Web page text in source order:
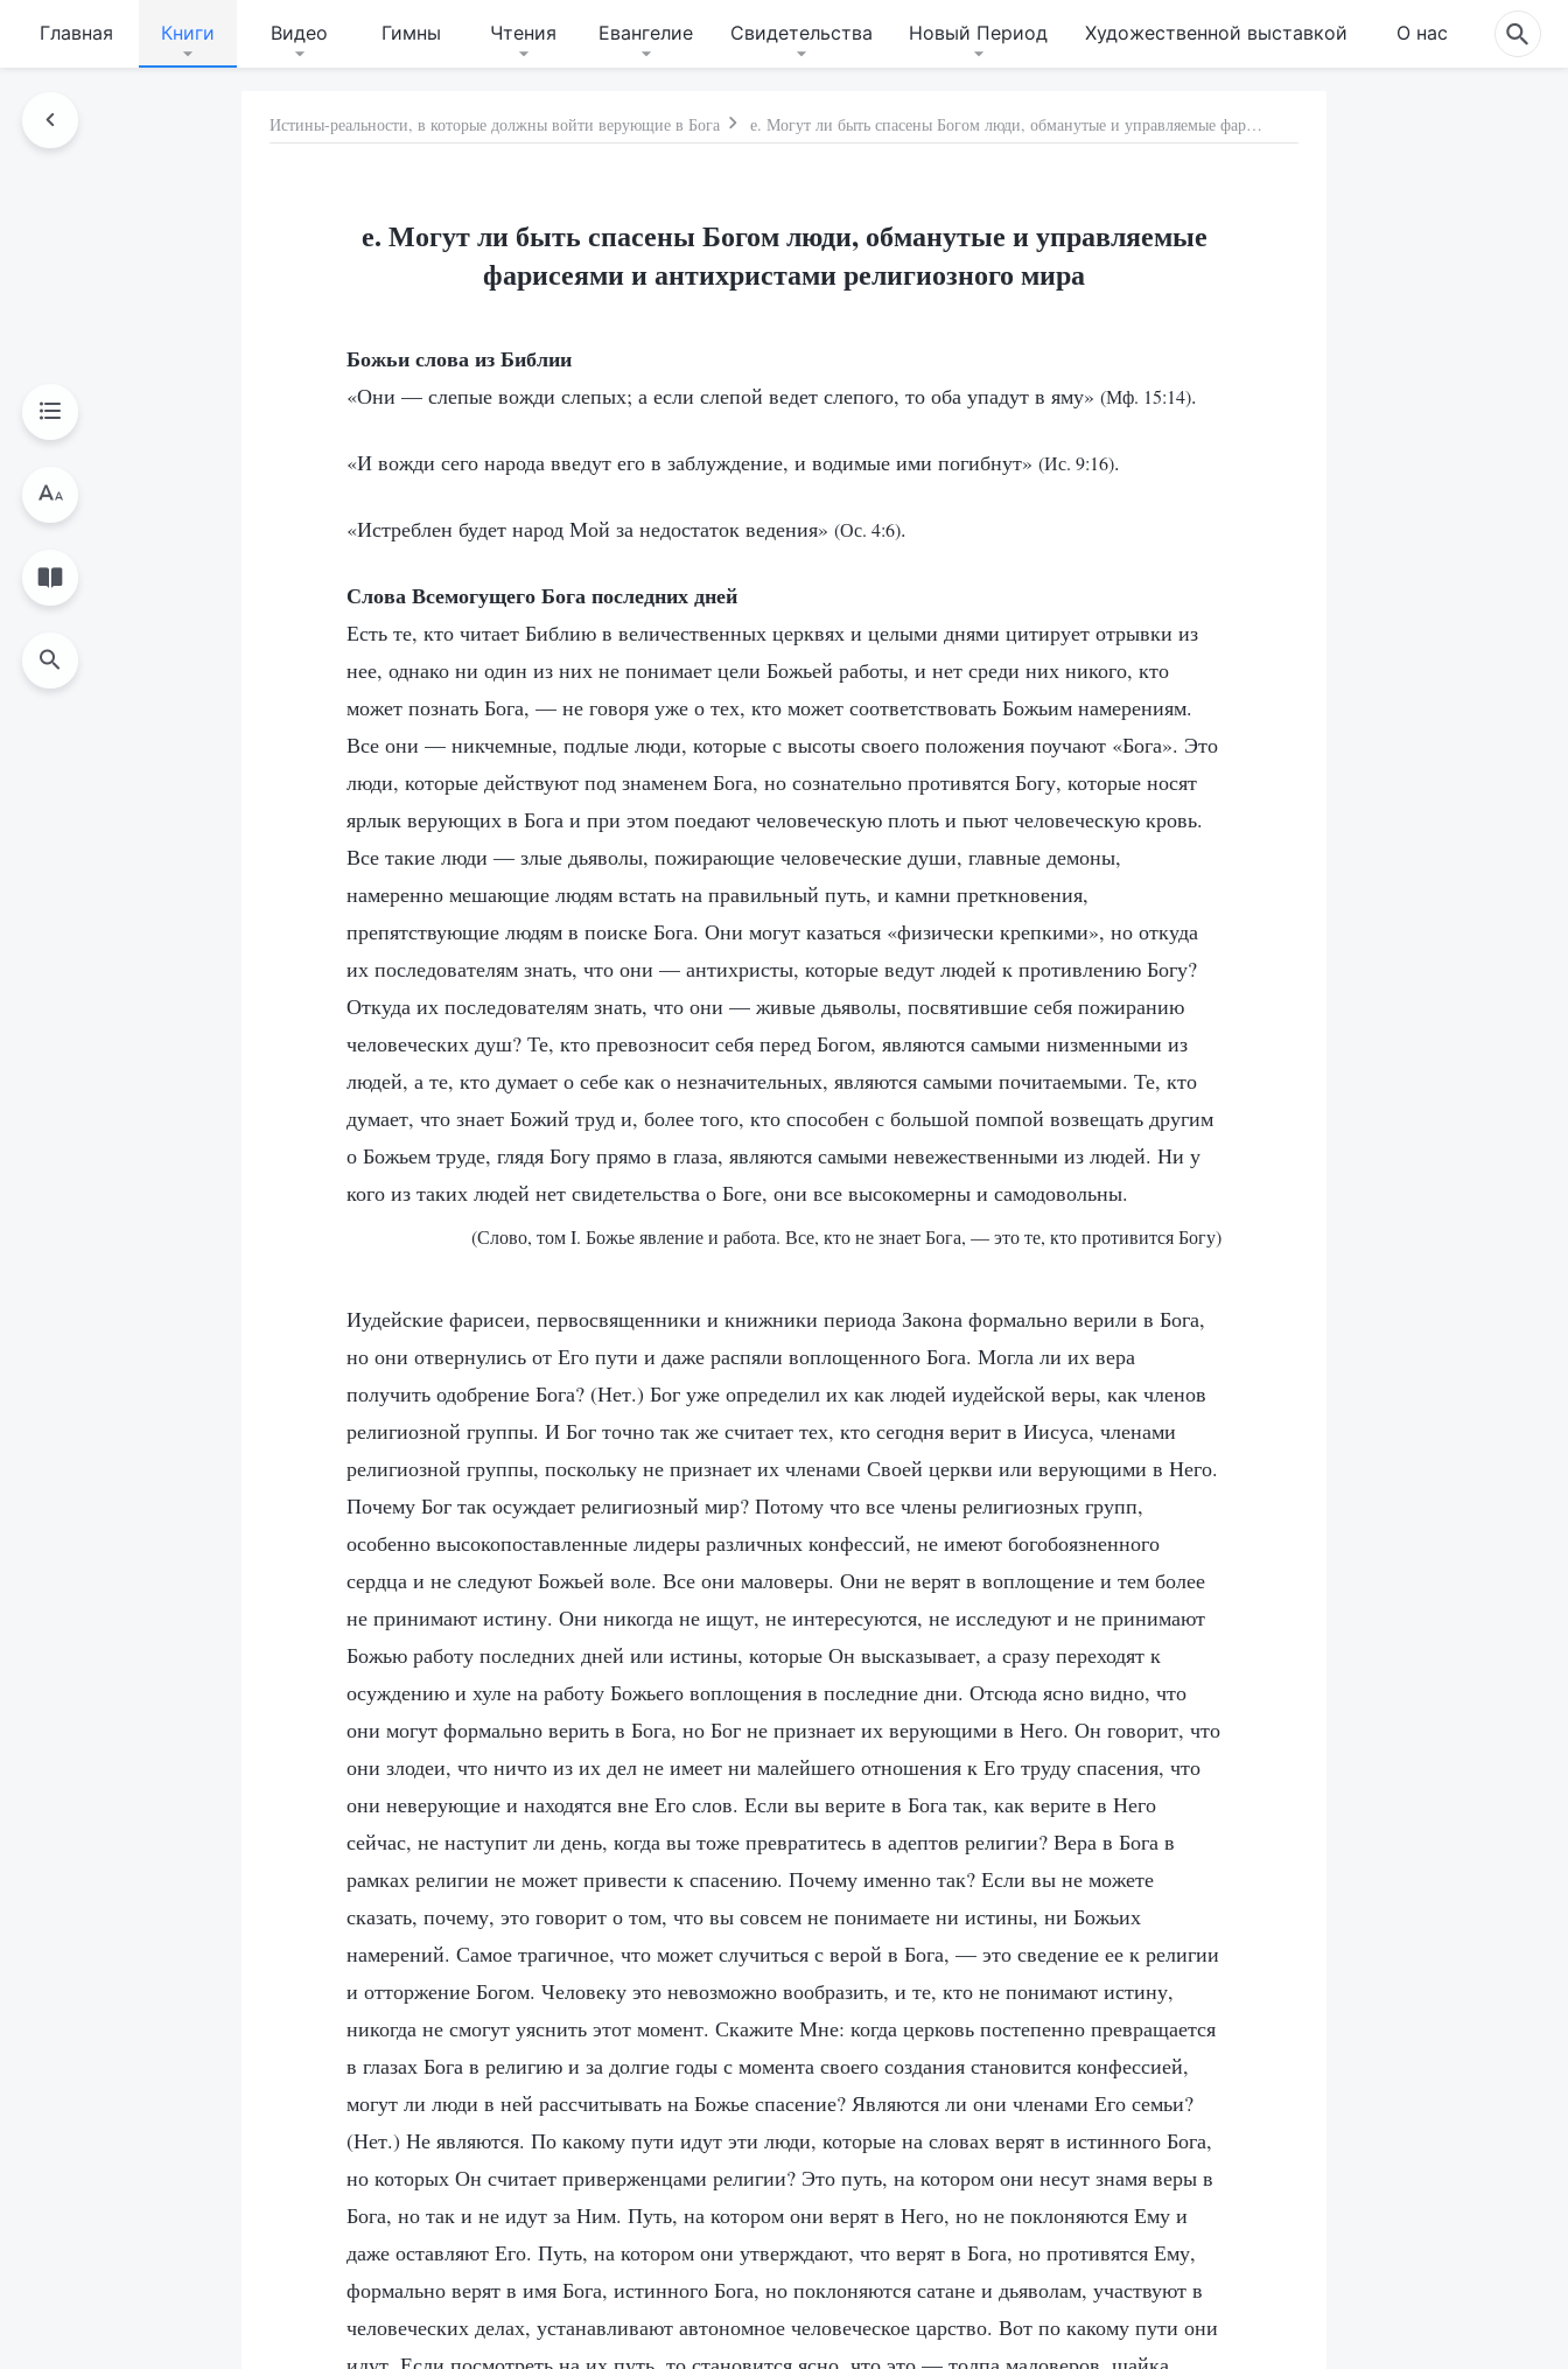
Главная Книги Видео Гимны Чтения Евангелие Свидетельства Новый Период Художественной выставкой О нас
Истины-реальности, в которые должны войти верующие в Бога е. Могут ли быть спасены Богом люди, обманутые и управляемые фарисеями и антихристами религиозного мира
е. Могут ли быть спасены Богом люди, обманутые и управляемые
фарисеями и антихристами религиозного мира
Божьи слова из Библии
«Они — слепые вожди слепых; а если слепой ведет слепого, то оба упадут в яму» (Мф. 15:14).
«И вожди сего народа введут его в заблуждение, и водимые ими погибнут» (Ис. 9:16).
«Истреблен будет народ Мой за недостаток ведения» (Ос. 4:6).
Слова Всемогущего Бога последних дней
Есть те, кто читает Библию в величественных церквях и целыми днями цитирует отрывки из
нее, однако ни один из них не понимает цели Божьей работы, и нет среди них никого, кто
может познать Бога, — не говоря уже о тех, кто может соответствовать Божьим намерениям.
Все они — никчемные, подлые люди, которые с высоты своего положения поучают «Бога». Это
люди, которые действуют под знаменем Бога, но сознательно противятся Богу, которые носят
ярлык верующих в Бога и при этом поедают человеческую плоть и пьют человеческую кровь.
Все такие люди — злые дьяволы, пожирающие человеческие души, главные демоны,
намеренно мешающие людям встать на правильный путь, и камни преткновения,
препятствующие людям в поиске Бога. Они могут казаться «физически крепкими», но откуда
их последователям знать, что они — антихристы, которые ведут людей к противлению Богу?
Откуда их последователям знать, что они — живые дьяволы, посвятившие себя пожиранию
человеческих душ? Те, кто превозносит себя перед Богом, являются самыми низменными из
людей, а те, кто думает о себе как о незначительных, являются самыми почитаемыми. Те, кто
думает, что знает Божий труд и, более того, кто способен с большой помпой возвещать другим
о Божьем труде, глядя Богу прямо в глаза, являются самыми невежественными из людей. Ни у
кого из таких людей нет свидетельства о Боге, они все высокомерны и самодовольны.
(Слово, том I. Божье явление и работа. Все, кто не знает Бога, — это те, кто противится Богу)
Иудейские фарисеи, первосвященники и книжники периода Закона формально верили в Бога,
но они отвернулись от Его пути и даже распяли воплощенного Бога. Могла ли их вера
получить одобрение Бога? (Нет.) Бог уже определил их как людей иудейской веры, как членов
религиозной группы. И Бог точно так же считает тех, кто сегодня верит в Иисуса, членами
религиозной группы, поскольку не признает их членами Своей церкви или верующими в Него.
Почему Бог так осуждает религиозный мир? Потому что все члены религиозных групп,
особенно высокопоставленные лидеры различных конфессий, не имеют богобоязненного
сердца и не следуют Божьей воле. Все они маловеры. Они не верят в воплощение и тем более
не принимают истину. Они никогда не ищут, не интересуются, не исследуют и не принимают
Божью работу последних дней или истины, которые Он высказывает, а сразу переходят к
осуждению и хуле на работу Божьего воплощения в последние дни. Отсюда ясно видно, что
они могут формально верить в Бога, но Бог не признает их верующими в Него. Он говорит, что
они злодеи, что ничто из их дел не имеет ни малейшего отношения к Его труду спасения, что
они неверующие и находятся вне Его слов. Если вы верите в Бога так, как верите в Него
сейчас, не наступит ли день, когда вы тоже превратитесь в адептов религии? Вера в Бога в
рамках религии не может привести к спасению. Почему именно так? Если вы не можете
сказать, почему, это говорит о том, что вы совсем не понимаете ни истины, ни Божьих
намерений. Самое трагичное, что может случиться с верой в Бога, — это сведение ее к религии
и отторжение Богом. Человеку это невозможно вообразить, и те, кто не понимают истину,
никогда не смогут уяснить этот момент. Скажите Мне: когда церковь постепенно превращается
в глазах Бога в религию и за долгие годы с момента своего создания становится конфессией,
могут ли люди в ней рассчитывать на Божье спасение? Являются ли они членами Его семьи?
(Нет.) Не являются. По какому пути идут эти люди, которые на словах верят в истинного Бога,
но которых Он считает приверженцами религии? Это путь, на котором они несут знамя веры в
Бога, но так и не идут за Ним. Путь, на котором они верят в Него, но не поклоняются Ему и
даже оставляют Его. Путь, на котором они утверждают, что верят в Бога, но противятся Ему,
формально верят в имя Бога, истинного Бога, но поклоняются сатане и дьяволам, участвуют в
человеческих делах, устанавливают автономное человеческое царство. Вот по какому пути они